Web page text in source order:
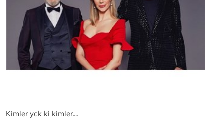
Kimler yok ki kimler....